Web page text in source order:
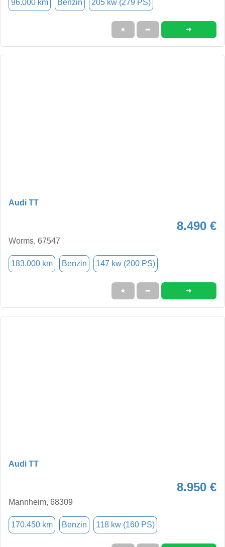
96.000 km Benzin 205 kw (279 PS)
★ ➦ ➜
Audi TT
8.490 €
Worms, 67547
183.000 km Benzin 147 kw (200 PS)
★ ➦ ➜
Audi TT
8.950 €
Mannheim, 68309
170.450 km Benzin 118 kw (160 PS)